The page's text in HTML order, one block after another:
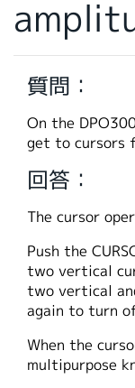
简体中文
韓国語
繁體中文
質問：
On the
get to cursors
回答：
The cursor
Push the
two vertical
two vertical
again to turn
When the
multipurpose